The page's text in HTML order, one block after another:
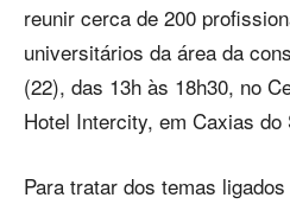
reunir cerca de 200
universitários da área da
(22), das 13h às 18h30, no
Hotel Intercity, em Caxias do
Para tratar dos temas